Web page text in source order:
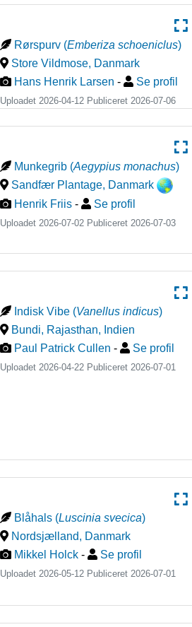
Rørspurv (Emberiza schoeniclus)
Store Vildmose, Danmark
Hans Henrik Larsen - Se profil
Uploadet 2026-04-12 Publiceret 2026-07-06
Munkegrib (Aegypius monachus)
Sandfær Plantage, Danmark
Henrik Friis - Se profil
Uploadet 2026-07-02 Publiceret2026-07-03
Indisk Vibe (Vanellus indicus)
Bundi, Rajasthan, Indien
Paul Patrick Cullen - Se profil
Uploadet 2026-04-22 Publiceret2026-07-01
Blåhals (Luscinia svecica)
Nordsjælland, Danmark
Mikkel Holck - Se profil
Uploadet 2026-05-12 Publiceret2026-07-01